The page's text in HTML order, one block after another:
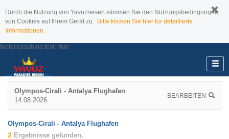
Durch die Nutzung von Yavuzreisen stimmen Sie den Nutzungsbedingungen
von Cookies auf Ihrem Gerät zu. Bitte klicken Sie hier für detaillierte
Informationen.
footer.tursab.no.text: true
Olympos-Cirali - Antalya Flughafen
14.08.2026
BEARBEITEN
Olympos-Cirali - Antalya Flughafen
2 Ergebnisse gefunden.